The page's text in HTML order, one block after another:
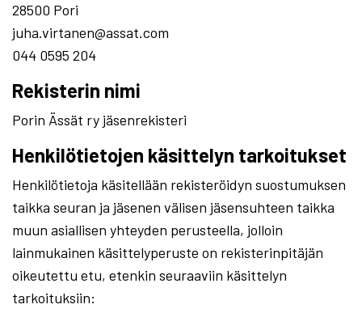
28500 Pori
juha.virtanen@assat.com
044 0595 204
Rekisterin nimi
Porin Ässät ry jäsenrekisteri
Henkilötietojen käsittelyn tarkoitukset
Henkilötietoja käsitellään rekisteröidyn suostumuksen
taikka seuran ja jäsenen välisen jäsensuhteen taikka
muun asiallisen yhteyden perusteella, jolloin
lainmukainen käsittelyperuste on rekisterinpitäjän
oikeutettu etu, etenkin seuraaviin käsittelyn
tarkoituksiin: